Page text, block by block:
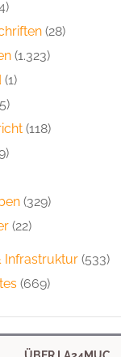
(28)
(1.323)
(1)
(118)
(329)
(22)
Infrastruktur(533)
(669)